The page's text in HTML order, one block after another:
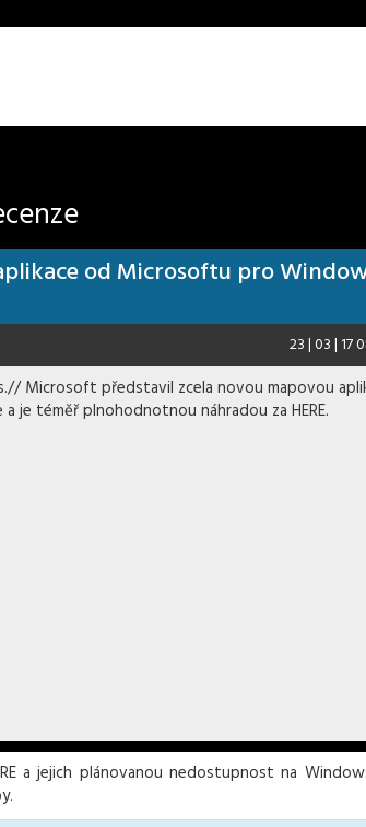
od Microsoftu pro
23 | 03 | 17
Microsoft představil zcela novou mapovou
téměř plnohodnotnou náhradou za HERE.
a jejich plánovanou nedostupnost na